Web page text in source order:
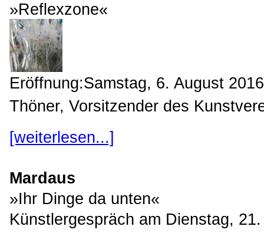
»Reflexzone«
Eröffnung:Samstag, 6. August
Thöner, Vorsitzender des
[weiterlesen...]
Mardaus
»Ihr Dinge da unten«
Künstlergespräch am Dienstag,